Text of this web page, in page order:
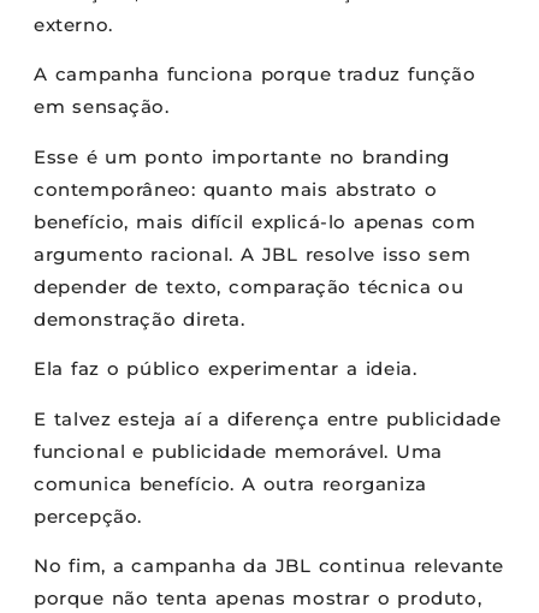
externo.
A campanha funciona porque traduz função
em sensação.
Esse é um ponto importante no branding
contemporâneo: quanto mais abstrato o
benefício, mais difícil explicá-lo apenas com
argumento racional. A JBL resolve isso sem
depender de texto, comparação técnica ou
demonstração direta.
Ela faz o público experimentar a ideia.
E talvez esteja aí a diferença entre publicidade
funcional e publicidade memorável. Uma
comunica benefício. A outra reorganiza
percepção.
No fim, a campanha da JBL continua relevante
porque não tenta apenas mostrar o produto,